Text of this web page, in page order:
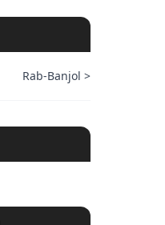
Rab-Banjol >